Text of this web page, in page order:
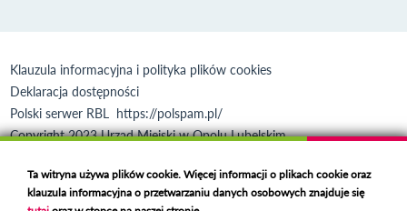
Klauzula informacyjna i polityka plików cookies
Deklaracja dostępności
Polski serwer RBL https://polspam.pl/
Copyright 2023 Urząd Miejski w Opolu Lubelskim
Ta witryna używa plików cookie. Więcej informacji o plikach cookie oraz
klauzula informacyjna o przetwarzaniu danych osobowych znajduje się